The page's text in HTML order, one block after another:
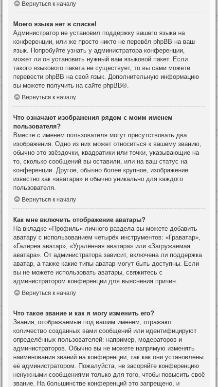
Вернуться к началу
Моего языка нет в списке!
Администратор не установил поддержку вашего языка на
конференции, или же просто никто не перевёл phpBB на ваш
язык. Попробуйте узнать у администратора конференции,
может ли он установить нужный вам языковой пакет. Если
такого языкового пакета не существует, то вы сами можете
перевести phpBB на свой язык. Дополнительную информацию
вы можете получить на сайте phpBB®.
Вернуться к началу
Что означают изображения рядом с моим именем
пользователя?
Вместе с именем пользователя могут присутствовать два
изображения. Одно из них может относиться к вашему званию,
обычно это звёздочки, квадратики или точки, указывающие на
то, сколько сообщений вы оставили, или на ваш статус на
конференции. Другое, обычно более крупное, изображение
известно как «аватара» и обычно уникально для каждого
пользователя.
Вернуться к началу
Как мне включить отображение аватары?
На вкладке «Профиль» личного раздела вы можете добавить
аватару с использованием четырёх инструментов: «Граватар»,
«Галерея аватар», «Удалённая аватара» или «Загружаемая
аватара». От администратора зависит, включена ли поддержка
аватар, а также какие типы аватар могут быть доступны. Если
вы не можете использовать аватары, свяжитесь с
администратором конференции для выяснения причин.
Вернуться к началу
Что такое звание и как я могу изменить его?
Звания, отображаемые под вашим именем, отражают
количество созданных вами сообщений или идентифицируют
определённых пользователей: например, модераторов и
администраторов. Обычно вы не можете напрямую изменять
наименования званий на конференции, так как они установлены
её администратором. Пожалуйста, не засоряйте конференцию
ненужными сообщениями только для того, чтобы повысить своё
звание. На большинстве конференций это запрещено, и